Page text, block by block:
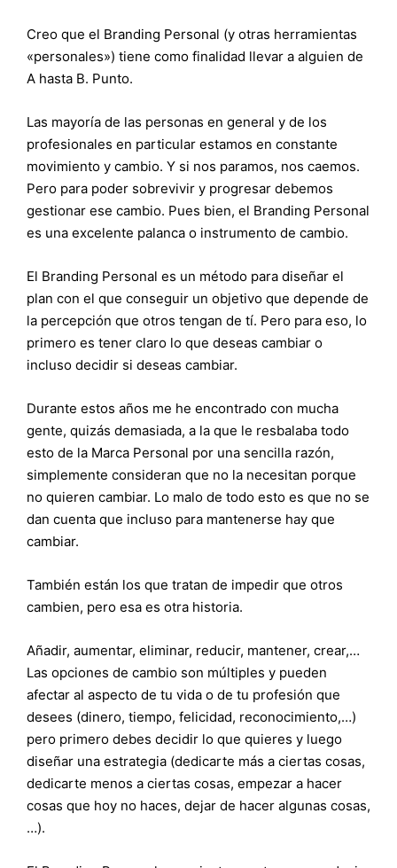
Creo que el Branding Personal (y otras herramientas
«personales») tiene como finalidad llevar a alguien de
A hasta B. Punto.
Las mayoría de las personas en general y de los
profesionales en particular estamos en constante
movimiento y cambio. Y si nos paramos, nos caemos.
Pero para poder sobrevivir y progresar debemos
gestionar ese cambio. Pues bien, el Branding Personal
es una excelente palanca o instrumento de cambio.
El Branding Personal es un método para diseñar el
plan con el que conseguir un objetivo que depende de
la percepción que otros tengan de tí. Pero para eso, lo
primero es tener claro lo que deseas cambiar o
incluso decidir si deseas cambiar.
Durante estos años me he encontrado con mucha
gente, quizás demasiada, a la que le resbalaba todo
esto de la Marca Personal por una sencilla razón,
simplemente consideran que no la necesitan porque
no quieren cambiar. Lo malo de todo esto es que no se
dan cuenta que incluso para mantenerse hay que
cambiar.
También están los que tratan de impedir que otros
cambien, pero esa es otra historia.
Añadir, aumentar, eliminar, reducir, mantener, crear,…
Las opciones de cambio son múltiples y pueden
afectar al aspecto de tu vida o de tu profesión que
desees (dinero, tiempo, felicidad, reconocimiento,…)
pero primero debes decidir lo que quieres y luego
diseñar una estrategia (dedicarte más a ciertas cosas,
dedicarte menos a ciertas cosas, empezar a hacer
cosas que hoy no haces, dejar de hacer algunas cosas,
…).